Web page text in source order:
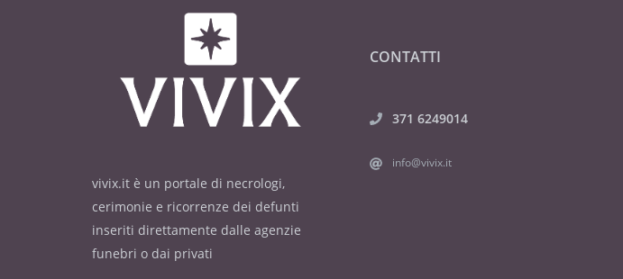
vivix.it è un portale di necrologi,
cerimonie e ricorrenze dei defunti
inseriti direttamente dalle agenzie
funebri o dai privati
CONTATTI
371 6249014
info@vivix.it